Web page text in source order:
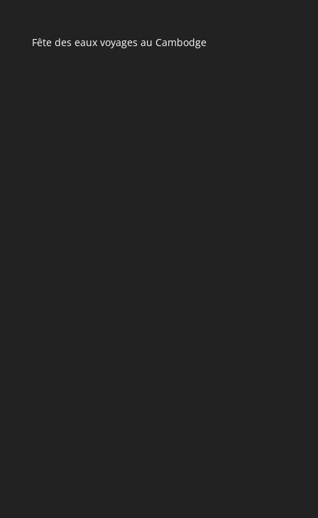
Fête des eaux voyages au Cambodge